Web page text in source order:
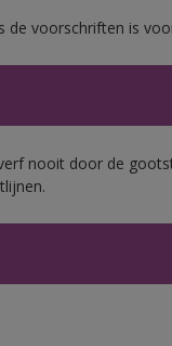
de voorschriften is
nooit door de